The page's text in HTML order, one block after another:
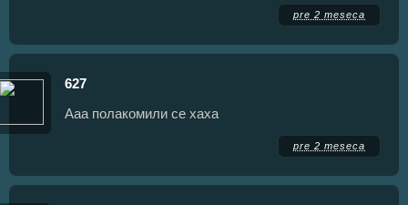
pre 2 meseca
627
Ааа полакомили се хаха
pre 2 meseca